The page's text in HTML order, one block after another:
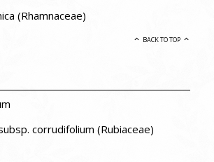
(Rhamnaceae)
BACK TO TOP
corrudifolium (Rubiaceae)